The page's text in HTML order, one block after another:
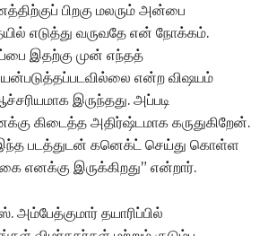
பிறகு மலரும் அன்பை
எடுத்து வருவதே என் நோக்கம்.
இதற்கு முன் எந்தத்
என்ற விஷயம்
இருந்தது. அப்படி
கிடைத்த அதிர்ஷ்டமாக கருதுகிறேன்.
படத்துடன் கனெக்ட் செய்து கொள்ள
எனக்கு இருக்கிறது” என்றார்.
அம்பேத்குமார் தயாரிப்பில்